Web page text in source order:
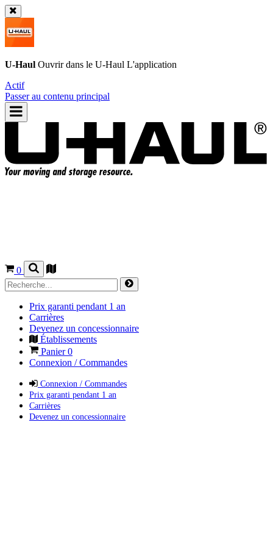
U-Haul Ouvrir dans le U-Haul L'application
Actif
Passer au contenu principal
0
Prix garanti pendant 1 an
Carrières
Devenez un concessionnaire
Établissements
Panier0
Connexion / Commandes
Connexion / Commandes
Prix garanti pendant 1 an
Carrières
Devenez un concessionnaire